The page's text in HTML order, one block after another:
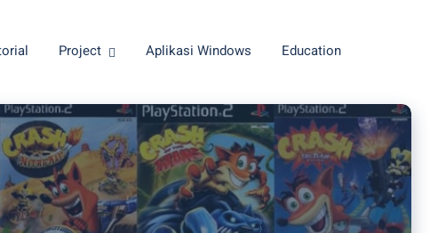
Project Aplikasi Windows Education